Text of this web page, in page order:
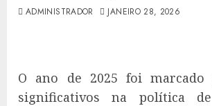
ADMINISTRADOR JANEIRO 28, 2026
O ano de 2025 foi marcado
significativos na política